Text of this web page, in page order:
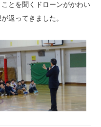
とを聞くドローンがかわい
返ってきました。